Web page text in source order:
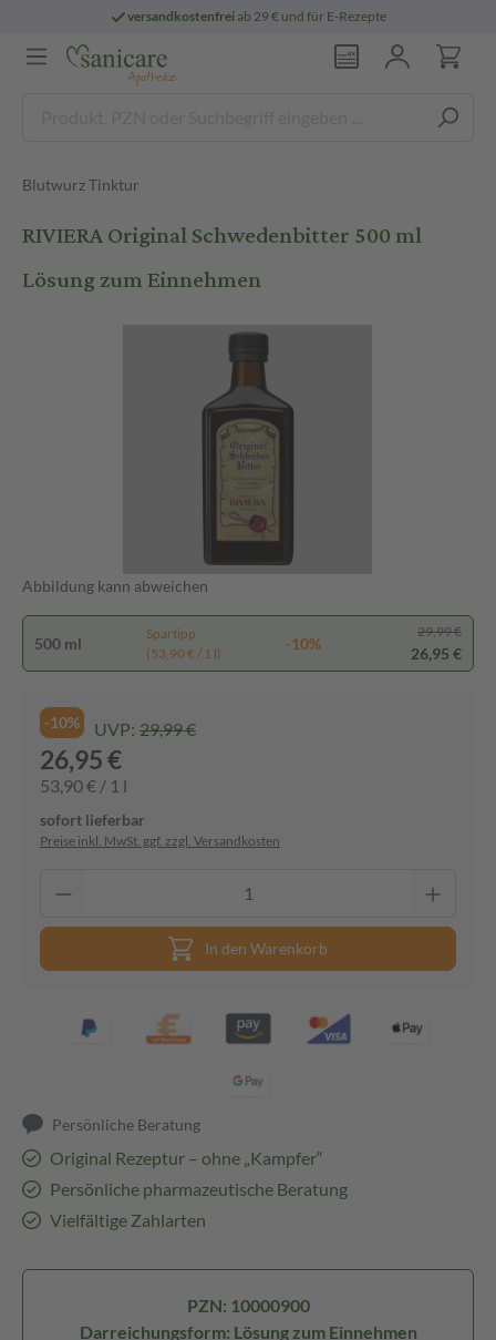
versandkostenfreiab 29 € und für E-Rezepte
Blutwurz Tinktur
RIVIERA Original Schwedenbitter 500 ml
Lösung zum Einnehmen
Abbildung kann abweichen
500 ml
Spartipp
(53,90 € / 1 l)
-10%
29,99 €
26,95 €
-10% UVP: 29,99 €
26,95 €
53,90 € / 1 l
sofort lieferbar
Preise inkl. MwSt. ggf. zzgl. Versandkosten
In den Warenkorb
Persönliche Beratung
Original Rezeptur – ohne „Kampfer“
Persönliche pharmazeutische Beratung
Vielfältige Zahlarten
PZN: 10000900
Darreichungsform: Lösung zum Einnehmen